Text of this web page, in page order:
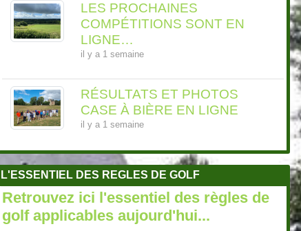
LES PROCHAINES
COMPÉTITIONS SONT EN
LIGNE…
il y a 1 semaine
RÉSULTATS ET PHOTOS
CASE À BIÈRE EN LIGNE
il y a 1 semaine
L'ESSENTIEL DES REGLES DE GOLF
Retrouvez ici l'essentiel des règles de
golf applicables aujourd'hui...